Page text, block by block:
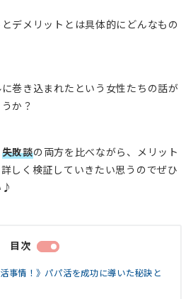
デメリットとは具体的にどんなもの
巻き込まれたという女性たちの話が
か？
失敗談の両方を比べながら、メリット
しく検証していきたい思うのでぜひ
♪
目次
事情！》パパ活を成功に導いた秘訣と